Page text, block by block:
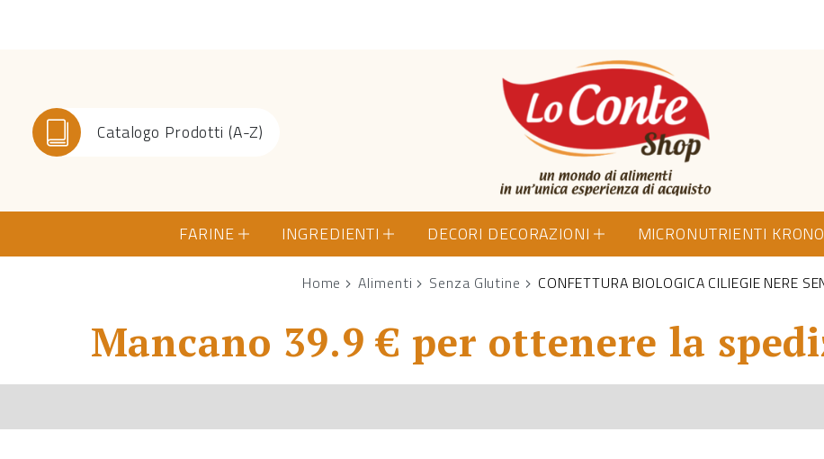
Catalogo Prodotti (A-Z)
Lo Conte Shop
FARINE INGREDIENTI DECORI DECORAZIONI MICRONUTRIENTI
Home Alimenti Senza Glutine CONFETTURA BIOLOGICA CILIEGIE NERE
Mancano 39.9 € per ottenere la